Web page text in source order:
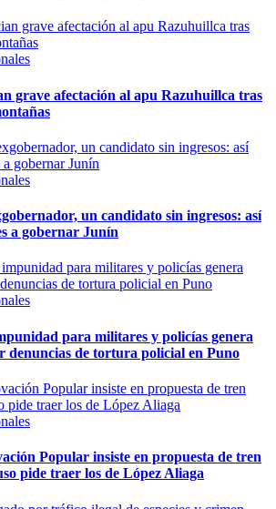
grave afectación al apu Razuhuillca tras
un candidato sin ingresos: así
a gobernar Junín
para militares y policías genera
denuncias de tortura policial en Puno
Popular insiste en propuesta de tren
pide traer los de López Aliaga